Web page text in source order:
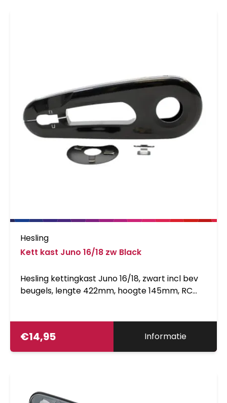
Hesling
Kett kast Juno 16/18 zw Black
Hesling kettingkast Juno 16/18, zwart incl bev
beugels, lengte 422mm, hoogte 145mm, RC
€14,95 Informatie